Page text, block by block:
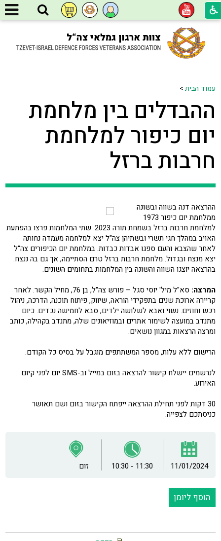
עמוד הבית>
ההבדלים בין מלחמת
יום כיפור למלחמת
חרבות ברזל
ההרצאה דנה בשווה ובשונה
ממלחמת יום כיפור 1973
למלחמת חרבות ברזל בשמחת תורה 2023. שתי המלחמות פרצו בהפתעת
האויב במהלך חגי תשרי ובשתיהן צה"ל יצא למלחמה מעמדה נחותה
לאחר שהצבא והעם ספגו אבדות כבדות. במלחמת יום הכיפורים צה"ל
יצא מנצח ובגדול. מלחמת חרבות ברזל טרם הסתיימה, אך גם בה ננצח.
בהרצאה יוצגו השווה והשונה בין המלחמות בתחומים השונים.
המרצה:
סא"ל מיל' יוסי סגל – פורש צה"ל, בן 76, מחיל הקשר. לאחר
קריירה ארוכת שנים בתפקידי הוראה, שיווק, פיתוח תוכנה, הדרכה, ניהול
רכש וחוזים. נשוי ואבא לשלושה ילדים, סבא לחמישה נכדים. כיום
מתנדב במועצה לשימור אתרים ובמוזיאונים שלה, מתנדב בקהילה, כותב
ומרצה הרצאות במגוון נושאים.
הרישום ללא עלות, מספר המשתתפים מוגבל על בסיס כל הקודם.
לנרשמים יישלח קישור להרצאה בזום במייל וב-SMS יום לפני קיום
האירוע.
30 דקות לפני תחילת ההרצאה ייפתח הקישור בזום ושם תאושר
כניסתכם לצפייה.
11/01/2024
10:30 - 11:30 זום
הוסף ליומן